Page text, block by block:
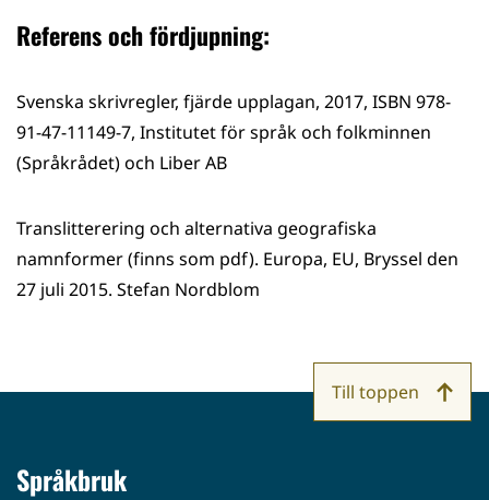
Referens och fördjupning:
Svenska skrivregler, fjärde upplagan, 2017, ISBN 978-
91-47-11149-7, Institutet för språk och folkminnen
(Språkrådet) och Liber AB
Translitterering och alternativa geografiska
namnformer (finns som pdf). Europa, EU, Bryssel den
27 juli 2015. Stefan Nordblom
Språkbruk
Till toppen